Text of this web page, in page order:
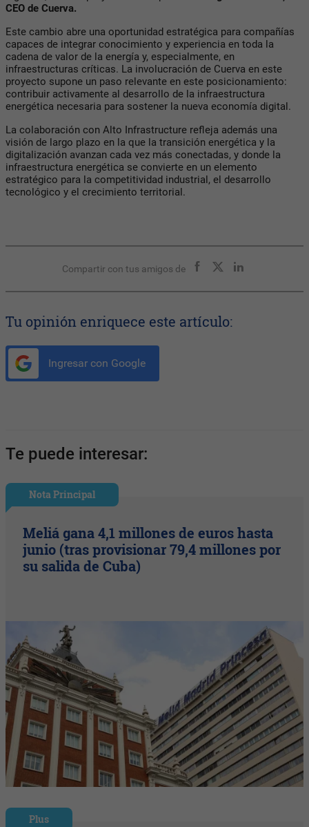
CEO de Cuerva.
Este cambio abre una oportunidad estratégica para compañías
capaces de integrar conocimiento y experiencia en toda la
cadena de valor de la energía y, especialmente, en
infraestructuras críticas. La involucración de Cuerva en este
proyecto supone un paso relevante en este posicionamiento:
contribuir activamente al desarrollo de la infraestructura
energética necesaria para sostener la nueva economía digital.
La colaboración con Alto Infrastructure refleja además una
visión de largo plazo en la que la transición energética y la
digitalización avanzan cada vez más conectadas, y donde la
infraestructura energética se convierte en un elemento
estratégico para la competitividad industrial, el desarrollo
tecnológico y el crecimiento territorial.
Compartir con tus amigos de
Tu opinión enriquece este artículo:
Ingresar con Google
Te puede interesar:
Nota Principal
Meliá gana 4,1 millones de euros hasta
junio (tras provisionar 79,4 millones por
su salida de Cuba)
Plus